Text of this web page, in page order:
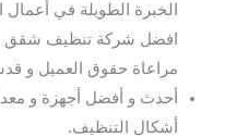
الخبرة الطويلة في
افضل شركة تنظيف شقق
مراعاة حقوق العميل و
أحدث و أفضل أجهزة و
أشكال التنظيف.